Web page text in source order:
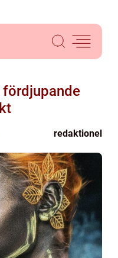
fördjupande
redaktionel